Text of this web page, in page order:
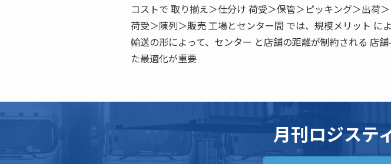
コストで 取り揃え＞仕分け 荷受＞保管＞ピッキング＞出荷
荷受＞陳列＞販売 工場とセンター間 では、規模メリット に
輸送の形によって、センター と店舗の距離が制約される 店
た最適化が重要
月刊ロジステ